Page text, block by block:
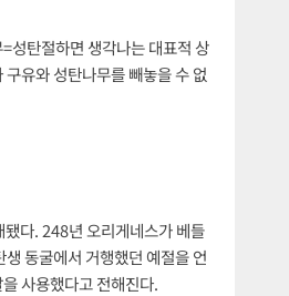
탄절하면 생각나는 대표적 상
유와 성탄나무를 빼놓을 수 없
다. 248년 오리게네스가 베들
동굴에서 거행했던 예절을 언
사용했다고 전해진다.